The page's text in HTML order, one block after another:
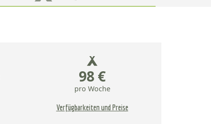
98 €
pro Woche
Verfügbarkeiten und Preise